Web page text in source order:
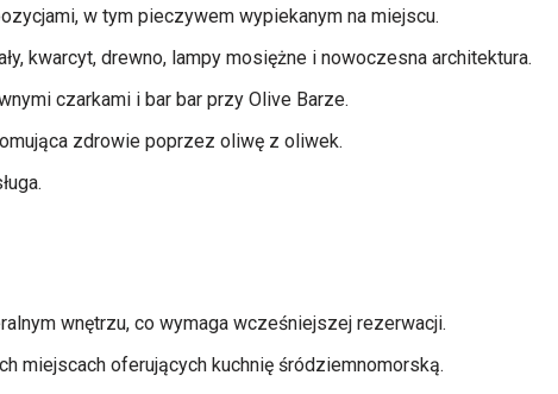
w tym pieczywem wypiekanym na miejscu.
kwarcyt, drewno, lampy mosiężne i nowoczesna architektura.
czarkami i bar bar przy Olive Barze.
zdrowie poprzez oliwę z oliwek.
wnętrzu, co wymaga wcześniejszej rezerwacji.
miejscach oferujących kuchnię śródziemnomorską.